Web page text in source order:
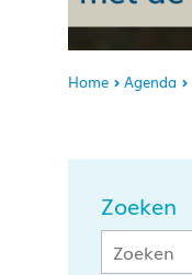
Home Agenda
Zoeken